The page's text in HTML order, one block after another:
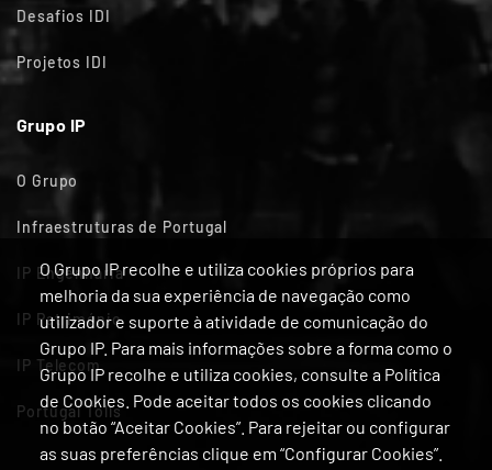
O Grupo IP recolhe e utiliza cookies próprios para
melhoria da sua experiência de navegação como
utilizador e suporte à atividade de comunicação do
Grupo IP. Para mais informações sobre a forma como o
Grupo IP recolhe e utiliza cookies, consulte a Política
de Cookies. Pode aceitar todos os cookies clicando
no botão “Aceitar Cookies”. Para rejeitar ou configurar
as suas preferências clique em “Configurar Cookies”.
Desafios IDI
Projetos IDI
Grupo IP
O Grupo
Infraestruturas de Portugal
IP Engenharia
IP Património
IP Telecom
Portugal Tolls